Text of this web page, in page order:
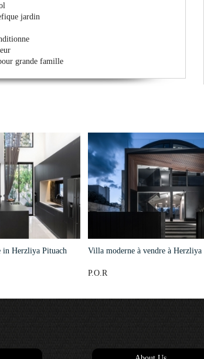
jardin
grande famille
in Herzliya Pituach Villa moderne à vendre à Herzliya
P.O.R